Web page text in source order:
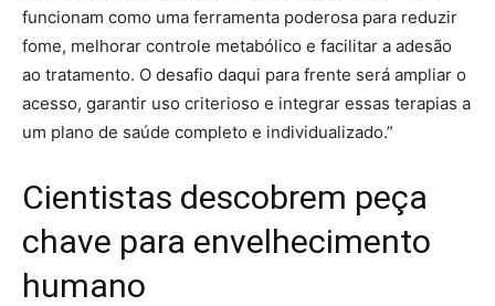
funcionam como uma ferramenta poderosa para reduzir
fome, melhorar controle metabólico e facilitar a adesão
ao tratamento. O desafio daqui para frente será ampliar o
acesso, garantir uso criterioso e integrar essas terapias a
um plano de saúde completo e individualizado.”
Cientistas descobrem peça
chave para envelhecimento
humano